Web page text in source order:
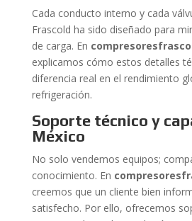
Cada conducto interno y cada
Frascold ha sido diseñado para
de carga. En
explicamos cómo estos detalles
diferencia real en el rendimiento
refrigeración.
Soporte técnico y
México
No solo vendemos equipos;
conocimiento. En
creemos que un cliente bien
satisfecho. Por ello, ofrecemos